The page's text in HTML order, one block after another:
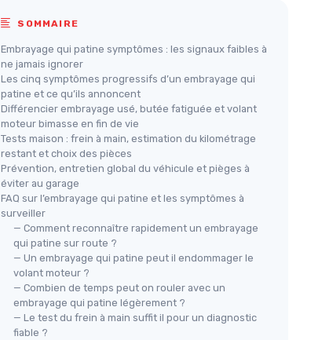
SOMMAIRE
Embrayage qui patine symptômes : les signaux faibles à
ne jamais ignorer
Les cinq symptômes progressifs d’un embrayage qui
patine et ce qu’ils annoncent
Différencier embrayage usé, butée fatiguée et volant
moteur bimasse en fin de vie
Tests maison : frein à main, estimation du kilométrage
restant et choix des pièces
Prévention, entretien global du véhicule et pièges à
éviter au garage
FAQ sur l’embrayage qui patine et les symptômes à
surveiller
— Comment reconnaître rapidement un embrayage
qui patine sur route ?
— Un embrayage qui patine peut il endommager le
volant moteur ?
— Combien de temps peut on rouler avec un
embrayage qui patine légèrement ?
— Le test du frein à main suffit il pour un diagnostic
fiable ?